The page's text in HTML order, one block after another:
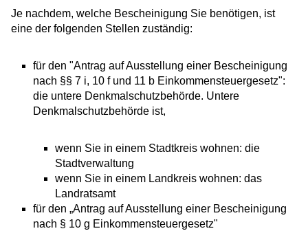
Je nachdem, welche Bescheinigung Sie benötigen, ist
eine der folgenden Stellen zuständig:
für den "Antrag auf Ausstellung einer Bescheinigung
nach §§ 7 i, 10 f und 11 b Einkommensteuergesetz":
die untere Denkmalschutzbehörde. Untere
Denkmalschutzbehörde ist,
wenn Sie in einem Stadtkreis wohnen: die
Stadtverwaltung
wenn Sie in einem Landkreis wohnen: das
Landratsamt
für den „Antrag auf Ausstellung einer Bescheinigung
nach § 10 g Einkommensteuergesetz"